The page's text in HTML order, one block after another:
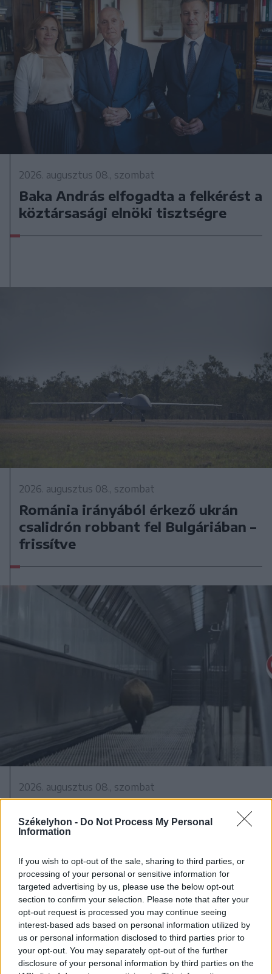
Székelyhon - Do Not Process My Personal
Information
If you wish to opt-out of the sale, sharing to third parties, or
processing of your personal or sensitive information for
targeted advertising by us, please use the below opt-out
section to confirm your selection. Please note that after your
opt-out request is processed you may continue seeing
interest-based ads based on personal information utilized by
us or personal information disclosed to third parties prior to
your opt-out. You may separately opt-out of the further
disclosure of your personal information by third parties on the
2026. augusztus 08., szombat
Baka András elfogadta a felkérést a
köztársasági elnöki tisztségre
2026. augusztus 08., szombat
Románia irányából érkező ukrán
csalidrón robbant fel Bulgáriában –
frissítve
2026. augusztus 08., szombat
Vaddisznó szaladt le a budapesti
metróba, felszállt az egyik kocsira,